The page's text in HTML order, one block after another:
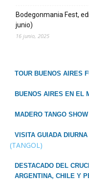
Bodegonmania Fest,
junio)
16 junio, 2025
TOUR BUENOS AIRES
BUENOS AIRES EN EL
MADERO TANGO
VISITA GUIADA
(TANGOL)
DESTACADO DEL
ARGENTINA, CHILE Y